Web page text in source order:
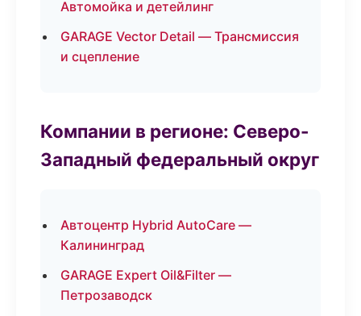
Автомойка и детейлинг
GARAGE Vector Detail — Трансмиссия
и сцепление
Компании в регионе: Северо-
Западный федеральный округ
Автоцентр Hybrid AutoCare —
Калининград
GARAGE Expert Oil&Filter —
Петрозаводск